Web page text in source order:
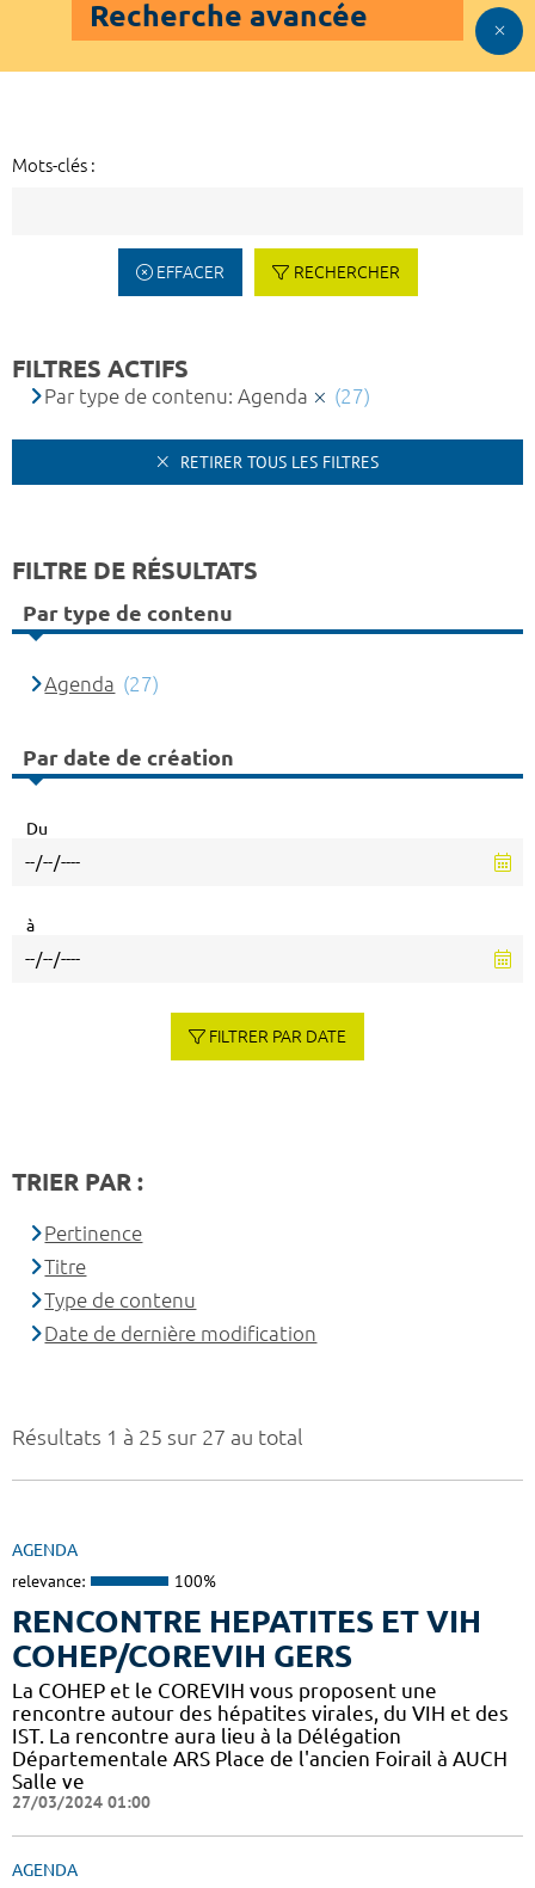
Recherche avancée
Mots-clés :
EFFACER RECHERCHER
Résultats 1 à 25 sur 27 au total
AGENDA
relevance: 100%
RENCONTRE HEPATITES ET VIH
COHEP/COREVIH GERS
La COHEP et le COREVIH vous proposent une
rencontre autour des hépatites virales, du VIH et des
IST. La rencontre aura lieu à la Délégation
Départementale ARS Place de l'ancien Foirail à AUCH
Salle ve
27/03/2024 01:00
AGENDA
FILTRES ACTIFS
Par type de contenu: Agenda (27)
RETIRER TOUS LES FILTRES
FILTRE DE RÉSULTATS
Par type de contenu
Agenda (27)
Par date de création
Du
à
FILTRER PAR DATE
TRIER PAR :
Pertinence
Titre
Type de contenu
Date de dernière modification